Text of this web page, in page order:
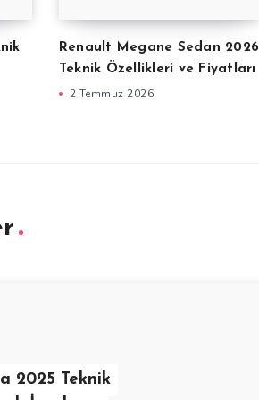
Renault Megane Sedan 2026
Teknik Özellikleri ve Fiyatları
2 Temmuz 2026
2025 Teknik